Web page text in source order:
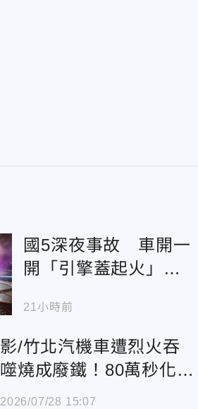
國5深夜事故 車開一
開「引擎蓋起火」整
21小時前
影/竹北汽機車遭烈火吞
噬燒成廢鐵！80萬秒化為
烏有
2026/07/28 15:07